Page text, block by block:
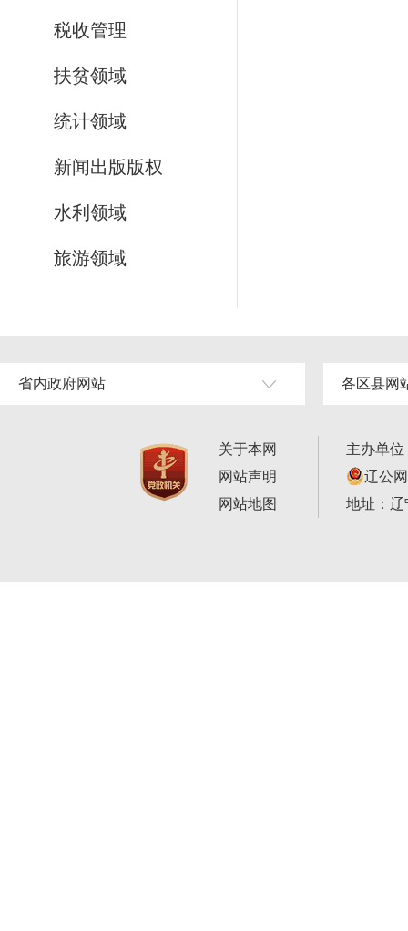
税收管理
扶贫领域
统计领域
新闻出版版权
水利领域
旅游领域
省内政府网站 各区县网
关于本网
网站声明
网站地图
主办单
辽公
地址：辽